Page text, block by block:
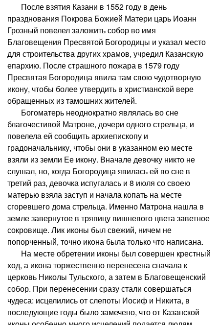
После взятия Казани в 1552 году в день
празднования Покрова Божией Матери царь Иоанн
Грозный повелел заложить собор во имя
Благовещения Пресвятой Богородицы и указал место
для строительства других храмов, учредил Казанскую
епархию. После страшного пожара в 1579 году
Пресвятая Богородица явила там свою чудотворную
икону, чтобы более утвердить в христианской вере
обращенных из тамошних жителей.
Богоматерь неоднократно являлась во сне
благочестивой Матроне, дочери одного стрельца, и
повелела ей сообщить архиепископу и
градоначальнику, чтобы они в указанном ею месте
взяли из земли Ее икону. Вначале девочку никто не
слушал, но, когда Богородица явилась ей во сне в
третий раз, девочка испугалась и 8 июля со своею
матерью взяла заступ и начала копать на месте
сгоревшего дома стрельца. Именно Матрона нашла в
земле завернутое в тряпицу вишневого цвета заветное
сокровище. Лик иконы был свежий, ничем не
попорченный, точно икона была только что написана.
На месте обретении иконы был совершен крестный
ход, а икона торжественно перенесена сначала к
церковь Николы Тульского, а затем в Благовещенский
собор. При перенесении сразу стали совершаться
чудеса: исцелились от слепоты Иосиф и Никита, в
последующие годы было замечено, что от Казанской